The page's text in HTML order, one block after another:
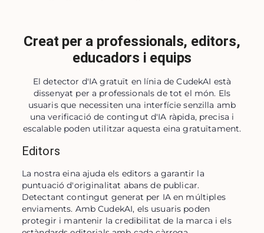
Creat per a professionals, editors,
educadors i equips
El detector d'IA gratuït en línia de CudekAI està
dissenyat per a professionals de tot el món. Els
usuaris que necessiten una interfície senzilla amb
una verificació de contingut d'IA ràpida, precisa i
escalable poden utilitzar aquesta eina gratuïtament.
Editors
La nostra eina ajuda els editors a garantir la
puntuació d'originalitat abans de publicar.
Detectant contingut generat per IA en múltiples
enviaments. Amb CudekAI, els usuaris poden
protegir i mantenir la credibilitat de la marca i els